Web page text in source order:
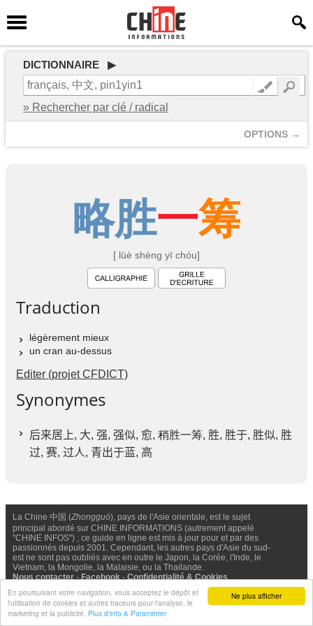
Ne plus afficher
En poursuivant votre navigation, vous acceptez le dépôt et
l'utilisation de cookies et autres traceurs pour l'analyse, le
marketing et la publicité. Plus d'info & Paramétrer
DICTIONNAIRE ▶
» Rechercher par clé / radical
OPTIONS →
略胜一筹
[ lüè shèng yī chóu]
Traduction
légèrement mieux
un cran au-dessus
Editer (projet CFDICT)
Synonymes
后来居上, 大, 强, 强似, 愈, 稍胜一筹, 胜, 胜于, 胜似, 胜
过, 赛, 过人, 青出于蓝, 高
La Chine 中国 (Zhongguó), pays de l'Asie orientale, est le sujet
principal abordé sur CHINE INFORMATIONS (autrement appelé
"CHINE INFOS") ; ce guide en ligne est mis à jour pour et par des
passionnés depuis 2001. Cependant, les autres pays d'Asie du sud-
est ne sont pas oubliés avec en outre le Japon, la Corée, l'Inde, le
Vietnam, la Mongolie, la Malaisie, ou la Thailande.
Nous contacter-Facebook-Confidentialité & Cookies
© Chine Informations, 2026 - Tous droits réservés (depuis 2001)